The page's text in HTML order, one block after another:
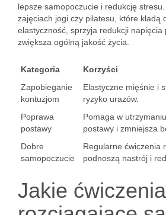
lepsze samopoczucie i redukcję
zajęciach jogi czy pilatesu, które kładą
elastyczność, sprzyja redukcji napięcia
zwiększa ogólną jakość życia.
Kategoria
Korzyści
Zapobieganie
kontuzjom
Elastyczne mięśnie i
ryzyko urazów.
Poprawa
postawy
Pomaga w
postawy i zmniejsza
Dobre
samopoczucie
Regularne ćwiczenia
podnoszą nastrój i
Jakie ćwiczenia